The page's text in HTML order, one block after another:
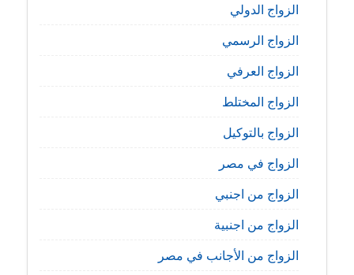
الزواج الدولي
الزواج الرسمي
الزواج العرفي
الزواج المختلط
الزواج بالتوكيل
الزواج في مصر
الزواج من اجنبي
الزواج من اجنبية
الزواج من الأجانب في مصر